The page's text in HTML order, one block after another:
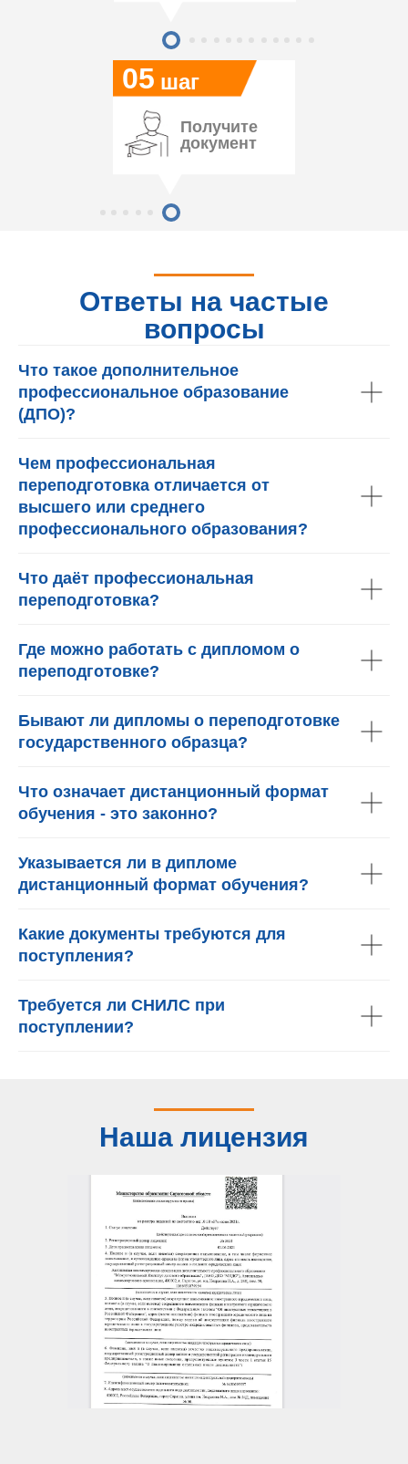
05 шаг
Получите
документ
Ответы на частые
вопросы
Что такое дополнительное
профессиональное образование
(ДПО)?
Чем профессиональная
переподготовка отличается от
высшего или среднего
профессионального образования?
Что даёт профессиональная
переподготовка?
Где можно работать с дипломом о
переподготовке?
Бывают ли дипломы о переподготовке
государственного образца?
Что означает дистанционный формат
обучения - это законно?
Указывается ли в дипломе
дистанционный формат обучения?
Какие документы требуются для
поступления?
Требуется ли СНИЛС при
поступлении?
Наша лицензия